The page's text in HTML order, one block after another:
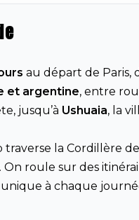
au départ de Paris,
et argentine, entre
jusqu’à Ushuaia, la
traverse la Cordillère
roule sur des
à chaque